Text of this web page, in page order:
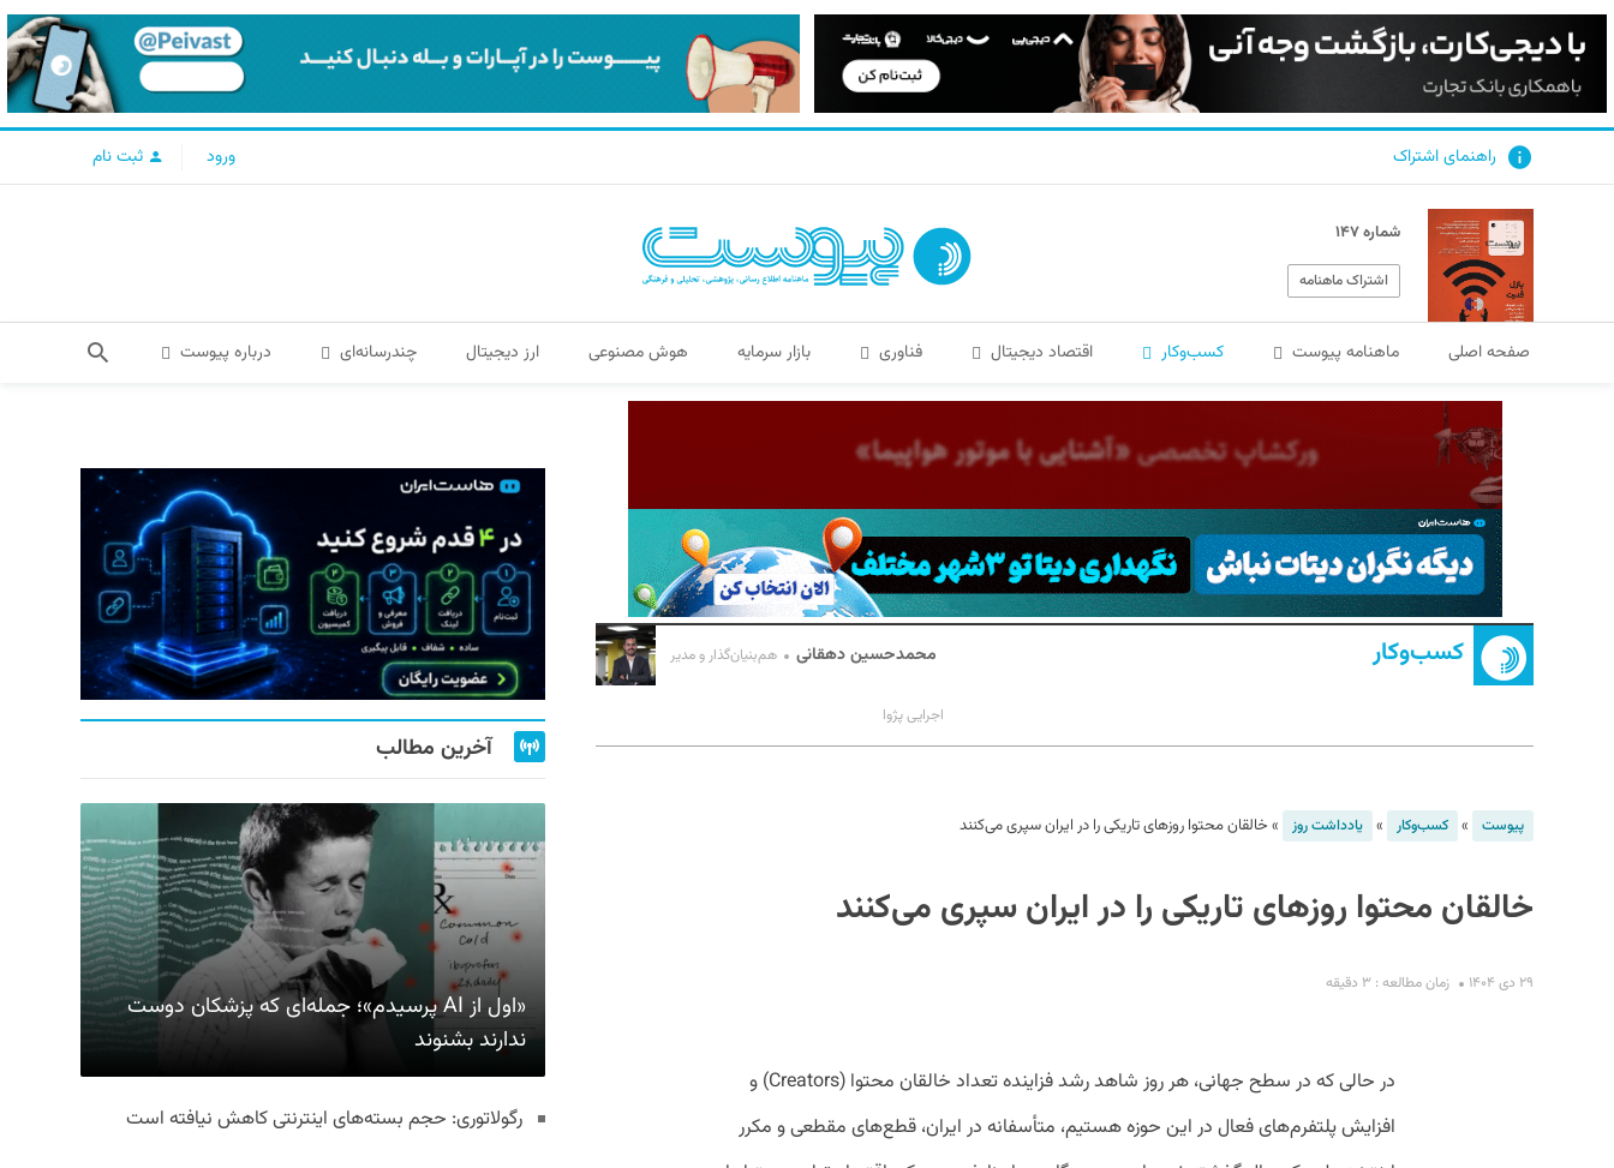
راهنمای اشتراک ورود ثبت نام
شماره ۱۴۷
اشتراک ماهنامه
صفحه اصلی ماهنامه پیوست کسب‌و‌کار اقتصاد دیجیتال فناوری بازار سرمایه هوش مصنوعی ارز دیجیتال چندرسانه‌ای درباره پیوست
کسب‌و‌کار محمدحسین دهقانی هم‌بنیان‌گذار و مدیر
اجرایی پژوا
پیوست » کسب‌و‌کار » یادداشت روز » خالقان محتوا روزهای تاریکی را در ایران سپری می‌کنند
خالقان محتوا روزهای تاریکی را در ایران سپری می‌کنند
۲۹ دی ۱۴۰۴ زمان مطالعه : ۳ دقیقه
در حالی که در سطح جهانی، هر روز شاهد رشد فزاینده تعداد خالقان محتوا (Creators) و
افزایش پلتفرم‌های فعال در این حوزه هستیم، متأسفانه در ایران، قطع‌های مقطعی و مکرر
آخرین مطالب
«اول از AI پرسیدم»؛ جمله‌ای که پزشکان دوست
ندارند بشنوند
رگولاتوری: حجم بسته‌های اینترنتی کاهش نیافته است